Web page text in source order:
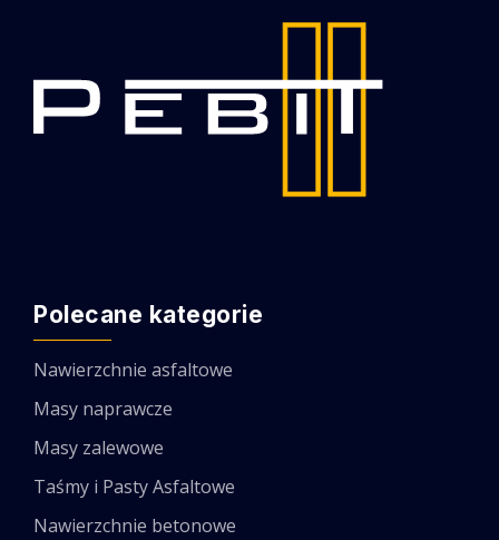
Polecane kategorie
Nawierzchnie asfaltowe
Masy naprawcze
Masy zalewowe
Taśmy i Pasty Asfaltowe
Nawierzchnie betonowe